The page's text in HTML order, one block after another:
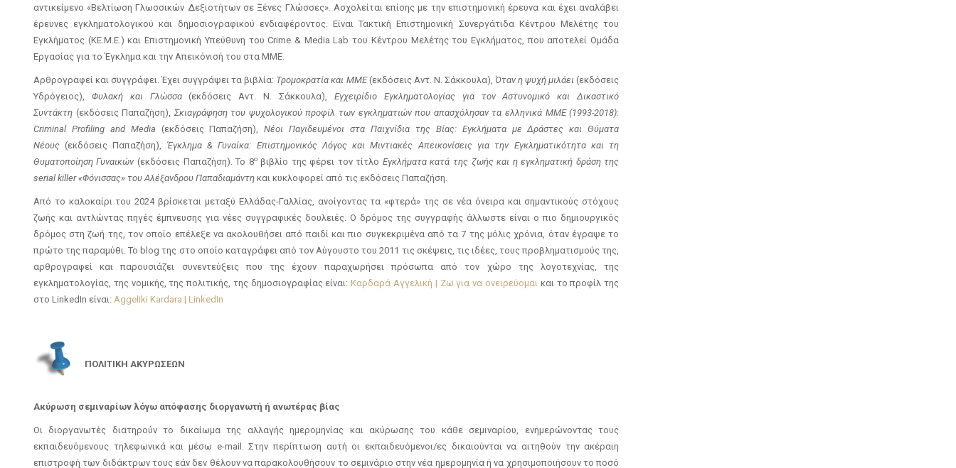
αντικείμενο «Βελτίωση Γλωσσικών Δεξιοτήτων σε Ξένες Γλώσσες». Ασχολείται επίσης με την επιστημονική έρευνα και έχει αναλάβει
έρευνες εγκληματολογικού και δημοσιογραφικού ενδιαφέροντος. Είναι Τακτική Επιστημονική Συνεργάτιδα Κέντρου Μελέτης του
Εγκλήματος (ΚΕ.Μ.Ε.) και Επιστημονική Υπεύθυνη του Crime & Media Lab του Κέντρου Μελέτης του Εγκλήματος, που αποτελεί Ομάδα
Εργασίας για το Έγκλημα και την Απεικόνισή του στα ΜΜΕ.
Αρθρογραφεί και συγγράφει. Έχει συγγράψει τα βιβλία: Τρομοκρατία και ΜΜΕ(εκδόσεις Αντ. Ν. Σάκκουλα), Όταν η ψυχή μιλάει (εκδόσεις
Υδρόγειος), Φυλακή και Γλώσσα(εκδόσεις Αντ. Ν. Σάκκουλα), Εγχειρίδιο Εγκληματολογίας για τον Αστυνομικό και Δικαστικό
Συντάκτη(εκδόσεις Παπαζήση), Σκιαγράφηση του ψυχολογικού προφίλ των εγκληματιών που απασχόλησαν τα ελληνικά ΜΜΕ (1993-2018):
Criminal Profiling and Media (εκδόσεις Παπαζήση),Νέοι Παγιδευμένοι στα Παιχνίδια της Βίας: Εγκλήματα με Δράστες και Θύματα
Νέους (εκδόσεις Παπαζήση), Έγκλημα & Γυναίκα: Επιστημονικός Λόγος και Μιντιακές Απεικονίσεις για την Εγκληματικότητα και τη
Θυματοποίηση Γυναικών (εκδόσεις Παπαζήση). Το 8οβιβλίο της φέρει τον τίτλο Εγκλήματα κατά της ζωής και η εγκληματική δράση της
serial killer«Φόνισσας» του Αλέξανδρου Παπαδιαμάντηκαι κυκλοφορεί από τις εκδόσεις Παπαζήση.
Από το καλοκαίρι του 2024 βρίσκεται μεταξύ Ελλάδας-Γαλλίας, ανοίγοντας τα «φτερά» της σε νέα όνειρα και σημαντικούς στόχους
ζωής και αντλώντας πηγές έμπνευσης για νέες συγγραφικές δουλειές. Ο δρόμος της συγγραφής άλλωστε είναι ο πιο δημιουργικός
δρόμος στη ζωή της, τον οποίο επέλεξε να ακολουθήσει από παιδί και πιο συγκεκριμένα από τα 7 της μόλις χρόνια, όταν έγραψε το
πρώτο της παραμύθι. Το blog της στο οποίο καταγράφει από τον Αύγουστο του 2011 τις σκέψεις, τις ιδέες, τους προβληματισμούς της,
αρθρογραφεί και παρουσιάζει συνεντεύξεις που της έχουν παραχωρήσει πρόσωπα από τον χώρο της λογοτεχνίας, της
εγκληματολογίας, της νομικής, της πολιτικής, της δημοσιογραφίας είναι: Καρδαρά Αγγελική | Ζω για να ονειρεύομαι και το προφίλ της
στο LinkedIn είναι: Aggeliki Kardara | LinkedIn
ΠΟΛΙΤΙΚΗ ΑΚΥΡΩΣΕΩΝ
Ακύρωση σεμιναρίων λόγω απόφασης διοργανωτή ή ανωτέρας βίας
Οι διοργανωτές διατηρούν το δικαίωμα της αλλαγής ημερομηνίας και ακύρωσης του κάθε σεμιναρίου, ενημερώνοντας τους
εκπαιδευόμενους τηλεφωνικά και μέσω e-mail. Στην περίπτωση αυτή οι εκπαιδευόμενοι/ες δικαιούνται να αιτηθούν την ακέραιη
επιστροφή των διδάκτρων τους εάν δεν θέλουν να παρακολουθήσουν το σεμινάριο στην νέα ημερομηνία ή να χρησιμοποιήσουν το ποσό